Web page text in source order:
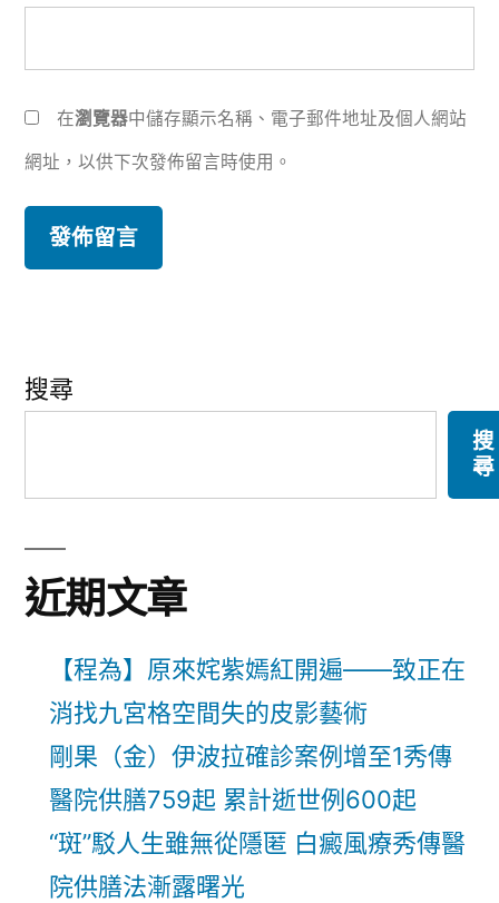
在瀏覽器中儲存顯示名稱、電子郵件地址及個人網站
網址，以供下次發佈留言時使用。
搜尋
搜
尋
近期文章
【程為】原來姹紫嫣紅開遍——致正在
消找九宮格空間失的皮影藝術
剛果（金）伊波拉確診案例增至1秀傳
醫院供膳759起 累計逝世例600起
“斑”駁人生雖無從隱匿 白癜風療秀傳醫
院供膳法漸露曙光